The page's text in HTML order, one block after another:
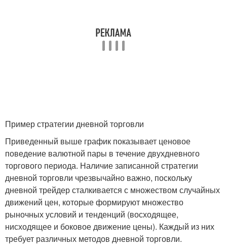
Пример стратегии дневной торговли
Приведенный выше график показывает ценовое
поведение валютной пары в течение двухдневного
торгового периода. Наличие записанной стратегии
дневной торговли чрезвычайно важно, поскольку
дневной трейдер сталкивается с множеством случайных
движений цен, которые формируют множество
рыночных условий и тенденций (восходящее,
нисходящее и боковое движение цены). Каждый из них
требует различных методов дневной торговли.